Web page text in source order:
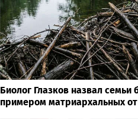
Биолог Глазков назвал семьи
примером матриархальных